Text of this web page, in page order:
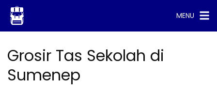
Skip
content
MENU
Grosir Tas Sekolah di
Sumenep